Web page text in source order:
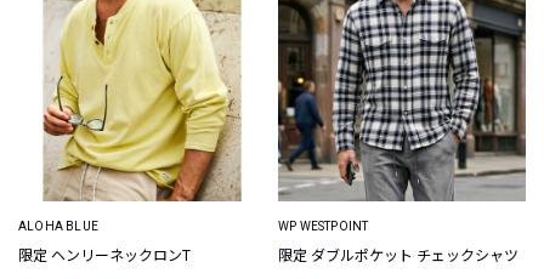
ALOHA BLUE
限定 ヘンリーネックロンT
WP WESTPOINT
限定 ダブルポケット チェックシャツ